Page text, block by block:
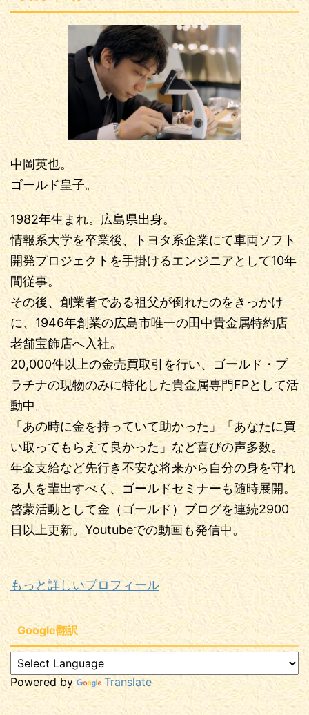
中岡英也。
ゴールド皇子。
1982年生まれ。広島県出身。
情報系大学を卒業後、トヨタ系企業にて車両ソフト
開発プロジェクトを手掛けるエンジニアとして10年
間従事。
その後、創業者である祖父が倒れたのをきっかけ
に、1946年創業の広島市唯一の田中貴金属特約店
老舗宝飾店へ入社。
20,000件以上の金売買取引を行い、ゴールド・プ
ラチナの現物のみに特化した貴金属専門FPとして活
動中。
「あの時に金を持っていて助かった」「あなたに買
い取ってもらえて良かった」など喜びの声多数。
年金支給など先行き不安な将来から自分の身を守れ
る人を輩出すべく、ゴールドセミナーも随時展開。
啓蒙活動として金（ゴールド）ブログを連続2900
日以上更新。Youtubeでの動画も発信中。
もっと詳しいプロフィール
Google翻訳
Powered by Translate